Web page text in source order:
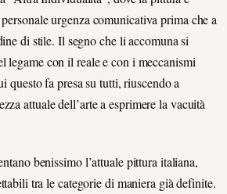
urgenza comunicativa prima che a
di stile. Il segno che li accomuna si
legame con il reale e con i meccanismi
questo fa presa su tutti, riuscendo a
attuale dell’arte a esprimere la vacuità
benissimo l’attuale pittura italiana,
tra le categorie di maniera già definite.